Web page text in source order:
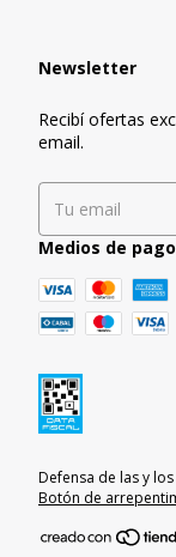
Newsletter
Recibí ofertas
email.
Medios de pago
Defensa de las y
Botón de